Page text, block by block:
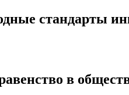
стандарты
в